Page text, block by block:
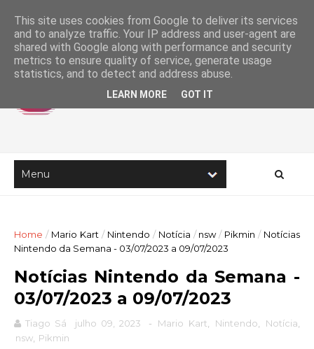
Home / Mario Kart / Nintendo / Notícia / nsw / Pikmin / Notícias
Nintendo da Semana - 03/07/2023 a 09/07/2023
Notícias Nintendo da Semana -
03/07/2023 a 09/07/2023
Tiago Sá julho 09, 2023 - Mario Kart Nintendo Notícia
nsw Pikmin
This site uses cookies from Google to deliver its services
and to analyze traffic. Your IP address and user-agent are
shared with Google along with performance and security
metrics to ensure quality of service, generate usage
statistics, and to detect and address abuse.
LEARN MORE GOT IT